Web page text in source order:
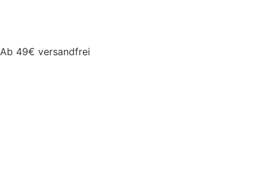
Ab 49€ versandfrei